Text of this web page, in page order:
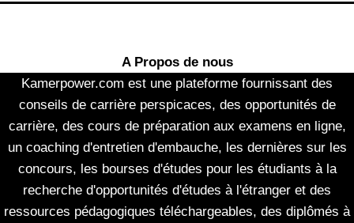
A Propos de nous
Kamerpower.com est une plateforme fournissant des
conseils de carrière perspicaces, des opportunités de
carrière, des cours de préparation aux examens en ligne,
un coaching d'entretien d'embauche, les dernières sur les
concours, les bourses d'études pour les étudiants à la
recherche d'opportunités d'études à l'étranger et des
ressources pédagogiques téléchargeables, des diplômés à